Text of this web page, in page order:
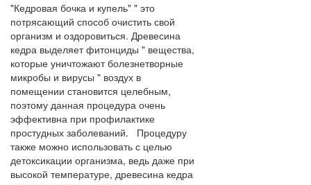
"Кедровая бочка и купель" " это
потрясающий способ очистить свой
организм и оздоровиться. Древесина
кедра выделяет фитонциды " вещества,
которые уничтожают болезнетворные
микробы и вирусы " воздух в
помещении становится целебным,
поэтому данная процедура очень
эффективна при профилактике
простудных заболеваний. Процедуру
также можно использовать с целью
детоксикации организма, ведь даже при
высокой температуре, древесина кедра